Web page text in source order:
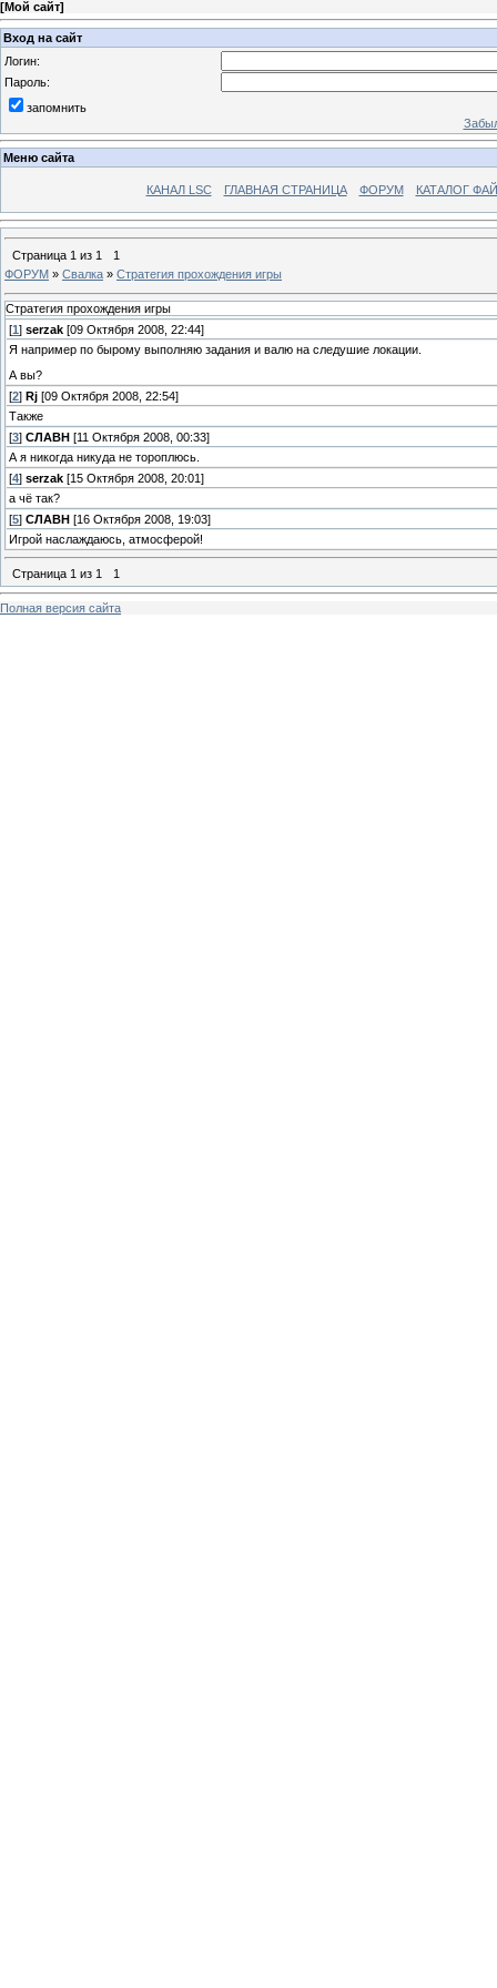
[Мой сайт]
Вход на сайт
Логин:
Пароль:
запомнить
Меню сайта
КАНАЛ LSC ГЛАВНАЯ СТРАНИЦА ФОРУМ КАТАЛОГ
Страница 1 из 1
1
ФОРУМ » Свалка » Стратегия прохождения игры
Стратегия прохождения игры
[1 ] serzak [09 Октября 2008, 22:44]
Я например по бырому выполняю задания и валю на следушие локации.
А вы?
[2] Rj [09 Октября 2008, 22:54]
Также
[3] СЛАВН [11 Октября 2008, 00:33]
А я никогда никуда не тороплюсь.
[4] serzak [15 Октября 2008, 20:01]
а чё так?
[5] СЛАВН [16 Октября 2008, 19:03]
Игрой наслаждаюсь, атмосферой!
Страница 1 из 1 1
Полная версия сайта